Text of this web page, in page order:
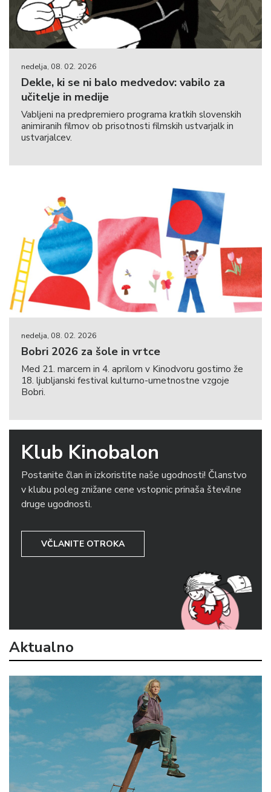
nedelja, 08. 02. 2026
Dekle, ki se ni balo medvedov: vabilo za
učitelje in medije
Vabljeni na predpremiero programa kratkih slovenskih
animiranih filmov ob prisotnosti filmskih ustvarjalk in
ustvarjalcev.
nedelja, 08. 02. 2026
Bobri 2026 za šole in vrtce
Med 21. marcem in 4. aprilom v Kinodvoru gostimo že
18. ljubljanski festival kulturno-umetnostne vzgoje
Bobri.
Klub Kinobalon
Postanite član in izkoristite naše ugodnosti! Članstvo
v klubu poleg znižane cene vstopnic prinaša številne
druge ugodnosti.
VČLANITE OTROKA
Aktualno